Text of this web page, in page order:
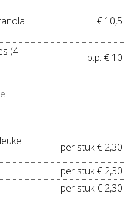
€ 10,5
(4
p.p. € 10
per stuk € 2,30
per stuk € 2,30
per stuk € 2,30